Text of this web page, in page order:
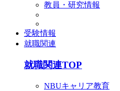
教員・研究情報
受験情報
就職関連
就職関連TOP
NBUキャリア教育